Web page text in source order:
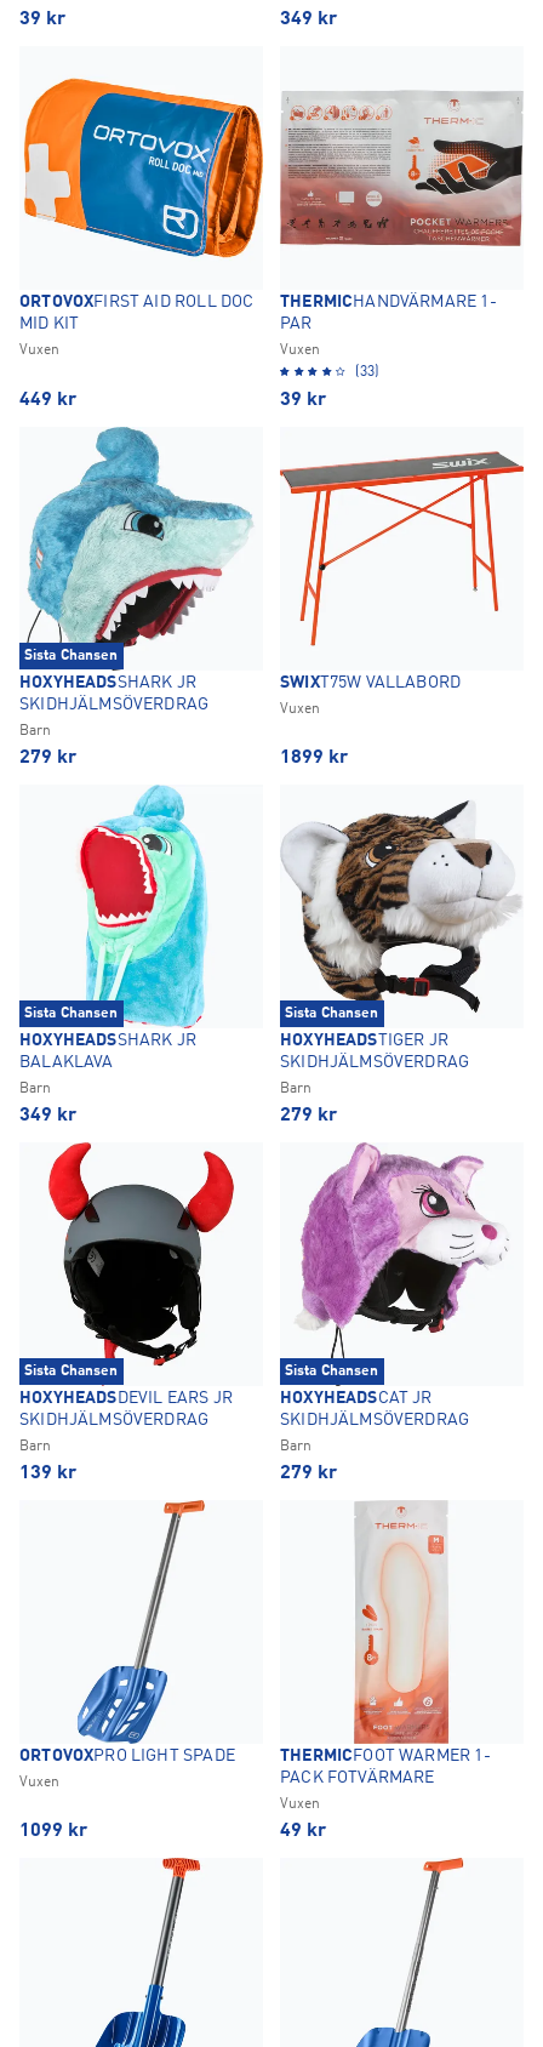
39 kr 349 kr
ORTOVOXFIRST AID ROLL DOC
MID KIT
Vuxen
449 kr
THERMIC HANDVÄRMARE 1-
PAR
Vuxen
(33)
39 kr
Sista Chansen
HOXYHEADSSHARK JR
SKIDHJÄLMSÖVERDRAG
Barn
279 kr
SWIXT75W VALLABORD
Vuxen
1899 kr
Sista Chansen
HOXYHEADSSHARK JR
BALAKLAVA
Barn
349 kr
Sista Chansen
HOXYHEADS TIGER JR
SKIDHJÄLMSÖVERDRAG
Barn
279 kr
Sista Chansen
HOXYHEADS DEVIL EARS JR
SKIDHJÄLMSÖVERDRAG
Barn
139 kr
Sista Chansen
HOXYHEADSCAT JR
SKIDHJÄLMSÖVERDRAG
Barn
279 kr
ORTOVOXPRO LIGHT SPADE
Vuxen
1099 kr
THERMIC FOOT WARMER 1-
PACK FOTVÄRMARE
Vuxen
49 kr